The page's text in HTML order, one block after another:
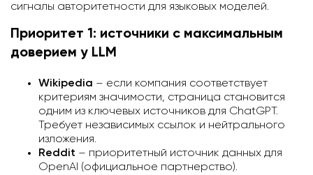
сигналы авторитетности для языковых моделей.
Приоритет 1: источники с максимальным
доверием у LLM
Wikipedia – если компания соответствует
критериям значимости, страница становится
одним из ключевых источников для ChatGPT.
Требует независимых ссылок и нейтрального
изложения.
Reddit – приоритетный источник данных для
OpenAI (официальное партнерство).